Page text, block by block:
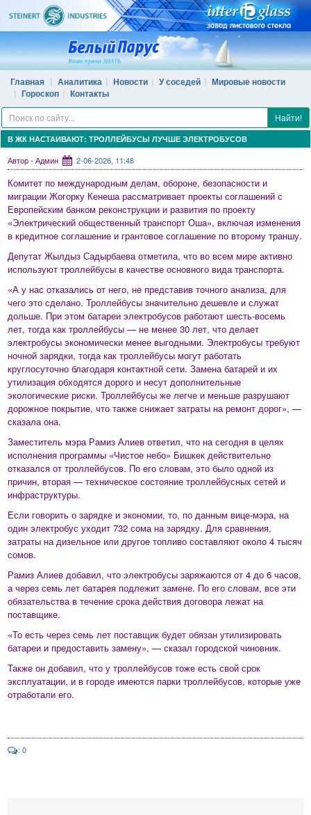
Главная Аналитика Новости У соседей
Мировые новости
Гороскоп
Контакты
Найти!
В ЖК НАСТАИВАЮТ: ТРОЛЛЕЙБУСЫ ЛУЧШЕ ЭЛЕКТРОБУСОВ
Автор - Админ 2-06-2026, 11:48
Комитет по международным делам, обороне, безопасности и
миграции Жогорку Кенеша рассматривает проекты соглашений с
Европейским банком реконструкции и развития по проекту
«Электрический общественный транспорт Оша», включая изменения
в кредитное соглашение и грантовое соглашение по второму траншу.
Депутат Жылдыз Садырбаева отметила, что во всем мире активно
используют троллейбусы в качестве основного вида транспорта.
«А у нас отказались от него, не представив точного анализа, для
чего это сделано. Троллейбусы значительно дешевле и служат
дольше. При этом батареи электробусов работают шесть-восемь
лет, тогда как троллейбусы — не менее 30 лет, что делает
электробусы экономически менее выгодными. Электробусы требуют
ночной зарядки, тогда как троллейбусы могут работать
круглосуточно благодаря контактной сети. Замена батарей и их
утилизация обходятся дорого и несут дополнительные
экологические риски. Троллейбусы же легче и меньше разрушают
дорожное покрытие, что также снижает затраты на ремонт дорог», —
сказала она.
Заместитель мэра Рамиз Алиев ответил, что на сегодня в целях
исполнения программы «Чистое небо» Бишкек действительно
отказался от троллейбусов. По его словам, это было одной из
причин, вторая — техническое состояние троллейбусных сетей и
инфраструктуры.
Если говорить о зарядке и экономии, то, по данным вице-мэра, на
один электробус уходит 732 сома на зарядку. Для сравнения,
затраты на дизельное или другое топливо составляют около 4 тысяч
сомов.
Рамиз Алиев добавил, что электробусы заряжаются от 4 до 6 часов,
а через семь лет батарея подлежит замене. По его словам, все эти
обязательства в течение срока действия договора лежат на
поставщике.
«То есть через семь лет поставщик будет обязан утилизировать
батареи и предоставить замену», — сказал городской чиновник.
Также он добавил, что у троллейбусов тоже есть свой срок
эксплуатации, и в городе имеются парки троллейбусов, которые уже
отработали его.
: 0